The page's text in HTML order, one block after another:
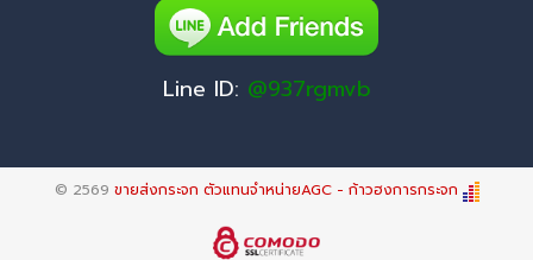
Line ID: @937rgmvb
© 2569 ขายส่งกระจก ตัวแทนจำหน่ายAGC - ก้าวฮงการกระจก